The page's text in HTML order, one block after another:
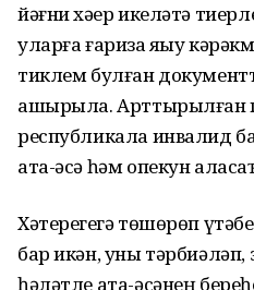
йәғни хәҙер икеләтә
уларға ғариза яҙыу
тиклем булған
ашырыла. Арттырылған
республикала инвалид
ата-әсә һәм опекун
Хәтерегеҙгә төшөрөп
бар икән, уны тәрбиәләп,
һәләтле ата-әсәнең